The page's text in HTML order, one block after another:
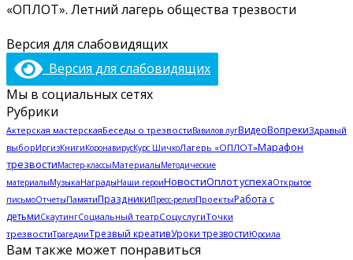
«ОПЛОТ». Летний лагерь общества трезвости
Версия для слабовидящих
Версия для слабовидящих
Мы в социальных сетях
Рубрики
Актерская мастерскаяБеседы о трезвостиВавилов лугВидеоВопрекиЗдравый
выборИргизКнигиКоронавирусКурс ШичкоЛагерь «ОПЛОТ»Марафон
трезвостиМастер-классыМатериалыМетодические
материалыМузыкаНаградыНаши героиНовостиОплот успехаОткрытое
письмоОтчетыПамятиПраздникиПресс-релизПроектыРабота с
детьмиСкаутингСоциальный театрСоцуслугиТочки
трезвостиТрагедииТрезвый креативУроки трезвостиЮрсила
Вам также может понравиться